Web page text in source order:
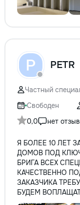
P PETR
Частный
Свободен
0,0
нет
Я БОЛЕЕ 10 ЛЕТ
ДОМОВ ПОД
БРИГА ВСЕХ
КАЧЕСТВЕННО
ЗАКАЗЧИКА
БУДЕМ